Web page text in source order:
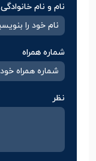
نام و نام خانوادگی
شماره همراه
نظر